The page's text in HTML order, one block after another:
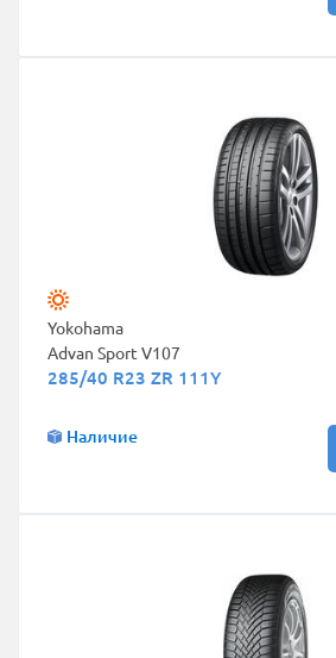
Yokohama
Advan Sport V107
285/40 R23 ZR 111Y
Наличие